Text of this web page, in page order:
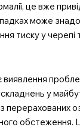
це вже
може
тиску у черепі
виявлення
у
перерахованих